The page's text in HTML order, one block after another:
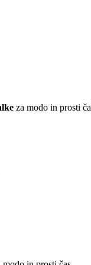
za modo in prosti